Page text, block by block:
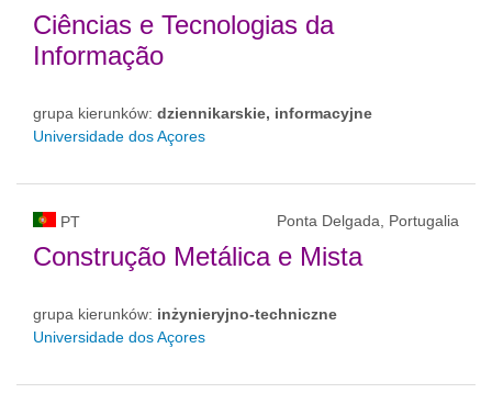
Ciências e Tecnologias da
Informação
grupa kierunków: dziennikarskie, informacyjne
Universidade dos Açores
PT Ponta Delgada, Portugalia
Construção Metálica e Mista
grupa kierunków: inżynieryjno-techniczne
Universidade dos Açores